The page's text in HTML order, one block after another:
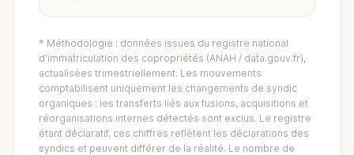
* Méthodologie : données issues du registre national
d'immatriculation des copropriétés (ANAH / data.gouv.fr),
actualisées trimestriellement. Les mouvements
comptabilisent uniquement les changements de syndic
organiques : les transferts liés aux fusions, acquisitions et
réorganisations internes détectés sont exclus. Le registre
étant déclaratif, ces chiffres reflètent les déclarations des
syndics et peuvent différer de la réalité. Le nombre de